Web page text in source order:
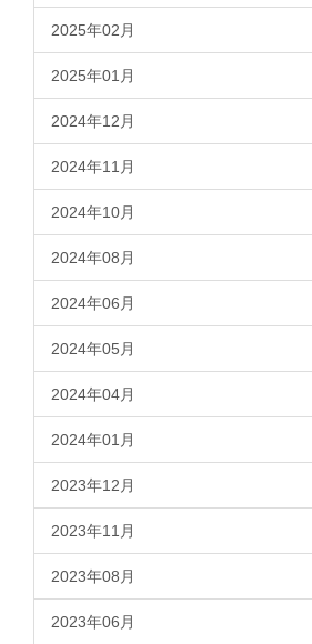
2025年02月
2025年01月
2024年12月
2024年11月
2024年10月
2024年08月
2024年06月
2024年05月
2024年04月
2024年01月
2023年12月
2023年11月
2023年08月
2023年06月